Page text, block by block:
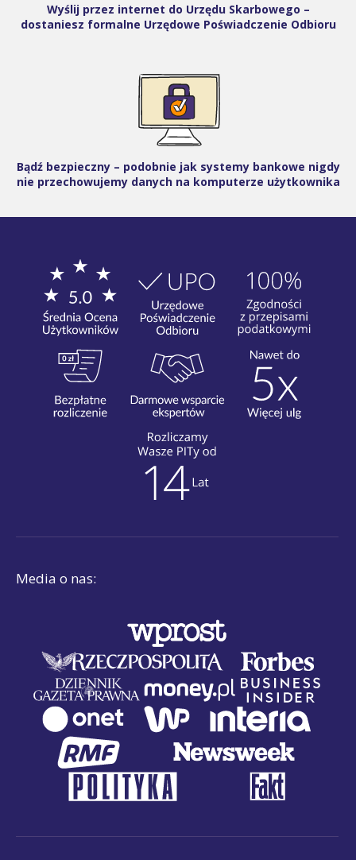
Wyślij przez internet do Urzędu Skarbowego –
dostaniesz formalne Urzędowe Poświadczenie Odbioru
Bądź bezpieczny – podobnie jak systemy bankowe nigdy
nie przechowujemy danych na komputerze użytkownika
Media o nas: